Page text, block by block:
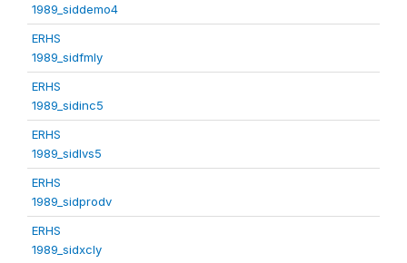
1989_siddemo4
ERHS
1989_sidfmly
ERHS
1989_sidinc5
ERHS
1989_sidlvs5
ERHS
1989_sidprodv
ERHS
1989_sidxcly